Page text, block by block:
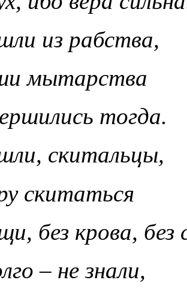
из рабства,
мытарства
тогда.
скитальцы,
скитаться
без крова, без
– не знали,